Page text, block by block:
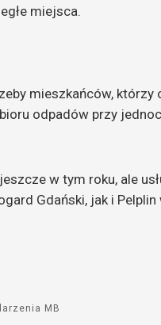
miejsca.
mieszkańców, którzy
odpadów przy
w tym roku, ale
Gdański, jak i
MB